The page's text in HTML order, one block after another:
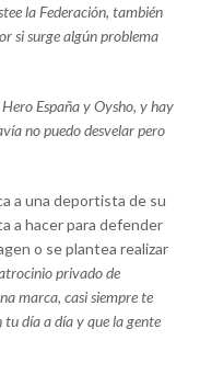
la Federación, también
si surge algún problema
España y Oysho, y hay
no puedo desvelar pero
a una deportista de su
a hacer para defender
o se plantea realizar
privado de
marca, casi siempre te
tu día a día y que la gente